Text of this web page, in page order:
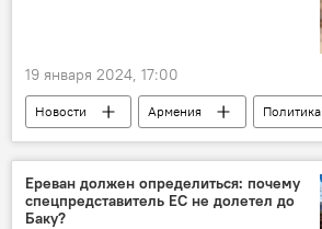
19 января 2024, 17:00
Новости Армения
Политика
Южный Кавказ
Конституция
Ереван должен определиться: почему
спецпредставитель ЕС не долетел до
Баку?